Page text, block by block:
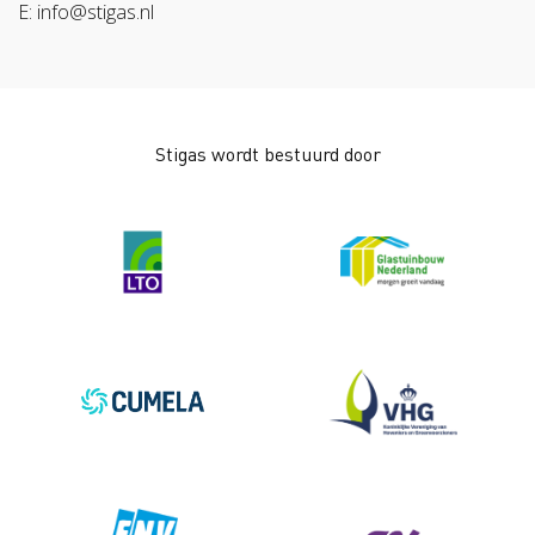
Werken aan morgen
E: info@stigas.nl
Stigas wordt bestuurd door